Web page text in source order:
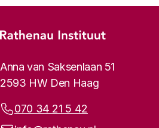
Footer-menu
Rathenau logo, naar de homepage
Contactinformatie
Anna van Saksenlaan 51
2593 HW Den Haag
Telefoonnummer:
070 34 21 5 42